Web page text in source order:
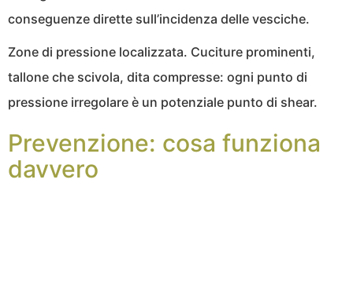
conseguenze dirette sull’incidenza delle vesciche.
Zone di pressione localizzata. Cuciture prominenti,
tallone che scivola, dita compresse: ogni punto di
pressione irregolare è un potenziale punto di shear.
Prevenzione: cosa funziona
davvero